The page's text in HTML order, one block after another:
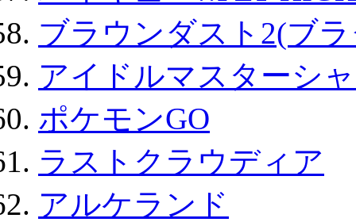
ブラウンダスト2(ブ
アイドルマスターシ
ポケモンGO
ラストクラウディア
アルケランド